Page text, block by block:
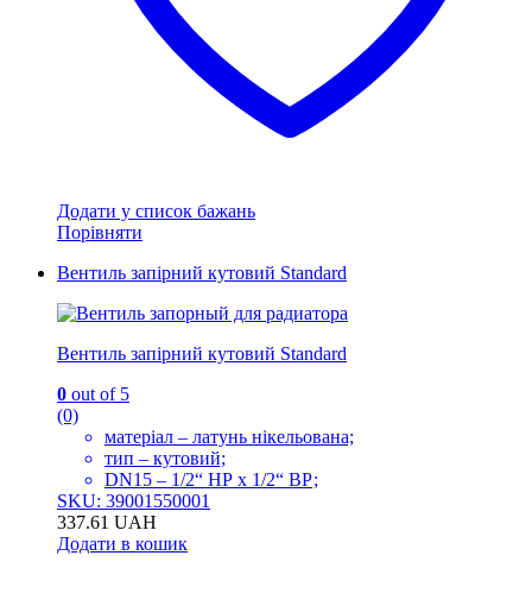
Додати у список бажань
Порівняти
Вентиль запірний кутовий Standard
Вентиль запірний кутовий Standard
0 out of 5
(0)
матеріал – латунь нікельована;
тип – кутовий;
DN15 – 1/2“ НР x 1/2“ ВР;
SKU: 39001550001
337.61 UAH
Додати в кошик